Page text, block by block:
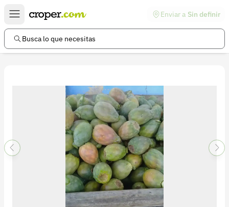
Enviar a Sin definir
Busca lo que necesitas
Enlaces de interés
Preguntas frecuentes
Información legal
Términos y condiciones
Política de devoluciones
Política de privacidad